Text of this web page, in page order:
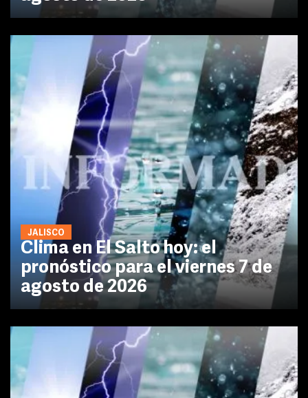
JALISCO
Clima en El Salto hoy: el
pronóstico para el viernes 7 de
agosto de 2026